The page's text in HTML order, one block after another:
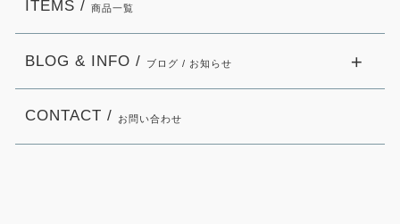
ITEMS / 商品一覧
BLOG & INFO / ブログ / お知らせ
CONTACT / お問い合わせ